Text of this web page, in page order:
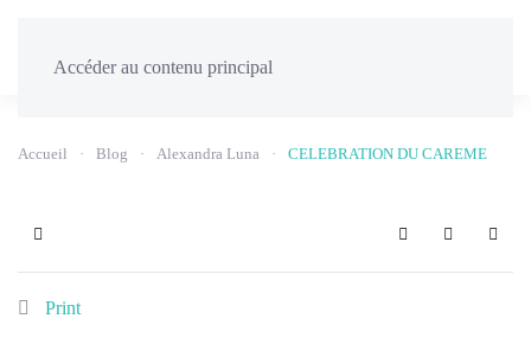
Accéder au contenu principal
Accueil Blog Alexandra Luna CELEBRATION DU CAREME
Home SearchSign In
Print